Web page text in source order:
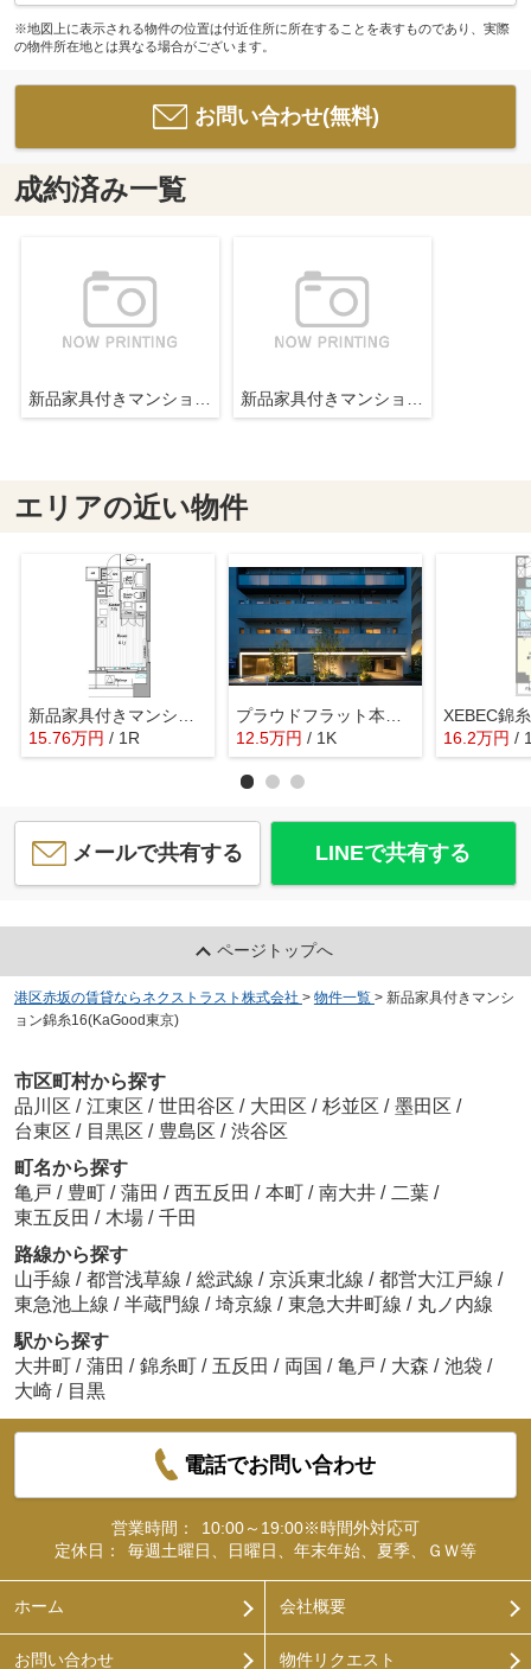
※地図上に表示される物件の位置は付近住所に所在することを表すものであり、実際
の物件所在地とは異なる場合がございます。
お問い合わせ(無料)
成約済み一覧
エリアの近い物件
15.76万円 / 1R
12.5万円 / 1K
XEBEC錦
16.2万円 /
メールで共有する LINEで共有する
ページトップへ
港区赤坂の賃貸ならネクストラスト株式会社 > 物件一覧 > 新品家具付きマンシ
ョン錦糸16(KaGood東京)
市区町村から探す
品川区 / 江東区 / 世田谷区 / 大田区 / 杉並区 / 墨田区 /
台東区 / 目黒区 / 豊島区 / 渋谷区
町名から探す
亀戸 / 豊町 / 蒲田 / 西五反田 / 本町 / 南大井 / 二葉 /
東五反田 / 木場 / 千田
路線から探す
山手線 / 都営浅草線 / 総武線 / 京浜東北線 / 都営大江戸線 /
東急池上線 / 半蔵門線 / 埼京線 / 東急大井町線 / 丸ノ内線
駅から探す
大井町 / 蒲田 / 錦糸町 / 五反田 / 両国 / 亀戸 / 大森 / 池袋 /
大崎 / 目黒
電話でお問い合わせ
営業時間：
10:00～19:00※時間外対応可
定休日：
毎週土曜日、日曜日、年末年始、夏季、ＧＷ等
ホーム 会社概要
お問い合わせ 物件リクエスト